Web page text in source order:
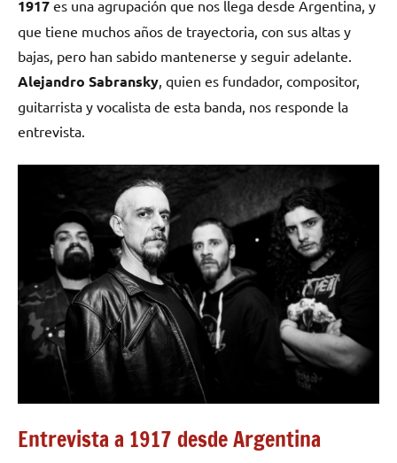
1917 es una agrupación que nos llega desde Argentina, y
que tiene muchos años de trayectoria, con sus altas y
bajas, pero han sabido mantenerse y seguir adelante.
Alejandro Sabransky , quien es fundador, compositor,
guitarrista y vocalista de esta banda, nos responde la
entrevista.
Entrevista a 1917 desde Argentina